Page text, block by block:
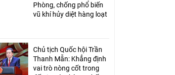
Phòng, chống phổ biến
vũ khí hủy diệt hàng loạt
Chủ tịch Quốc hội Trần
Thanh Mẫn: Khẳng định
vai trò nòng cốt trong